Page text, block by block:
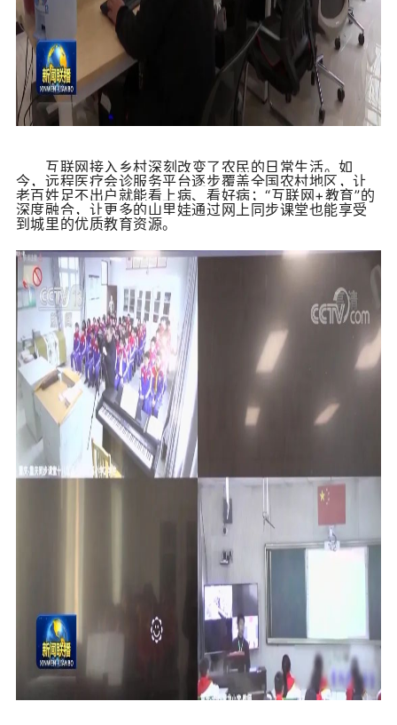
互联网接入乡村深刻改变了农民的日常生活。如
今，远程医疗会诊服务平台逐步覆盖全国农村地区，让
老百姓足不出户就能看上病、看好病；“互联网+教育”的
深度融合，让更多的山里娃通过网上同步课堂也能享受
到城里的优质教育资源。